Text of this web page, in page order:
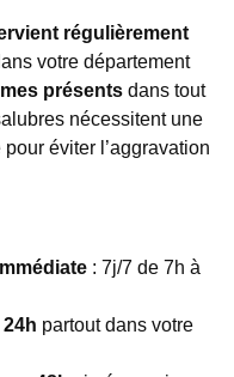
régulièrement
votre département
présents dans tout
nécessitent une
éviter l’aggravation
: 7j/7 de 7h à
partout dans votre